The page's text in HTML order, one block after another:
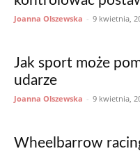
Joanna Olszewska - 9 kwietnia,
Jak sport może
udarze
Joanna Olszewska - 9 kwietnia,
Wheelbarrow